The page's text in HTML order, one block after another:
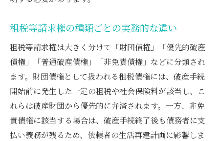
で整理
法
弁護士が示す公租公課優先の基本原則と例
外
実務事例で学ぶ優先順位の整理法と弁護士
の視点
租税債権を確実に押さえる弁護士の実務知識
弁護士が伝える租税債権の実務的な押さえ
租税等請求権の種類ごとの実務的な違い
租税等請求権は大きく分けて「財団債権」「優先的破産
債権」「普通破産債権」「非免責債権」などに分類され
ます。財団債権として扱われる租税債権には、破産手続
開始前に発生した一定の租税や社会保険料が該当し、こ
れらは破産財団から優先的に弁済されます。一方、非免
責債権に該当する場合は、破産手続終了後も債務者に支
払い義務が残るため、依頼者の生活再建計画に影響しま